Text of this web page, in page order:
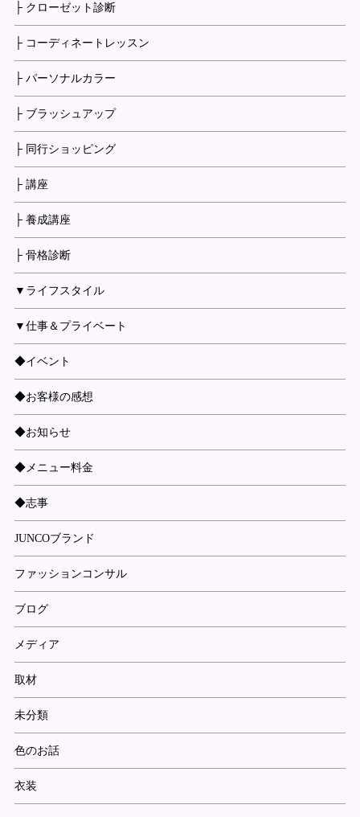
├ クローゼット診断
├ コーディネートレッスン
├ パーソナルカラー
├ ブラッシュアップ
├ 同行ショッピング
├ 講座
├ 養成講座
├ 骨格診断
▼ライフスタイル
▼仕事＆プライベート
◆イベント
◆お客様の感想
◆お知らせ
◆メニュー料金
◆志事
JUNCOブランド
ファッションコンサル
ブログ
メディア
取材
未分類
色のお話
衣装